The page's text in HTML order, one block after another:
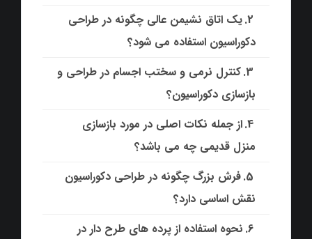
یک اتاق نشیمن عالی چگونه در طراحی
دکوراسیون استفاده می شود؟
کنترل نرمی و سختب اجسام در طراحی و
بازسازی دکوراسیون؟
از جمله نکات اصلی در مورد بازسازی
منزل قدیمی چه می باشد؟
فرش بزرگ چگونه در طراحی دکوراسیون
نقش اساسی دارد؟
نحوه استفاده از پرده های طرح دار در